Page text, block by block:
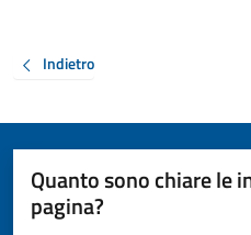
Indietro
Quanto sono chiare le
pagina?